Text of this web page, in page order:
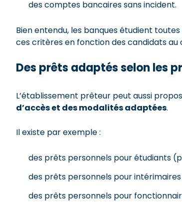
des comptes bancaires sans incident.
Bien entendu, les banques étudient
ces critères en fonction des candidats au
Des prêts adaptés selon les
L’établissement prêteur peut aussi
d’accès et des modalités adaptées.
Il existe par exemple :
des prêts personnels pour étudiants
des prêts personnels pour
des prêts personnels pour